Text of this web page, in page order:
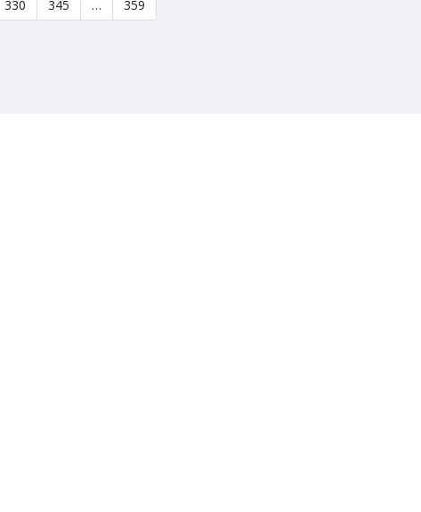
330 345 … 359